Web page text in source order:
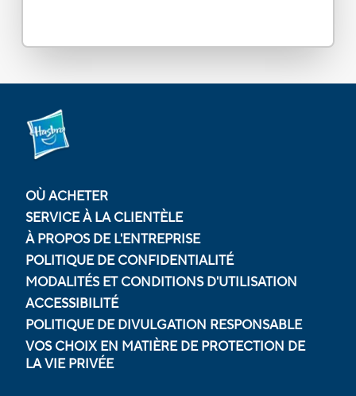
OÙ ACHETER
SERVICE À LA CLIENTÈLE
À PROPOS DE L'ENTREPRISE
POLITIQUE DE CONFIDENTIALITÉ
MODALITÉS ET CONDITIONS D'UTILISATION
ACCESSIBILITÉ
POLITIQUE DE DIVULGATION RESPONSABLE
VOS CHOIX EN MATIÈRE DE PROTECTION DE
LA VIE PRIVÉE